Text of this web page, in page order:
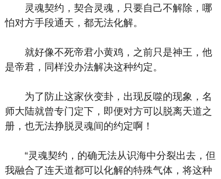
灵魂契约，契合灵魂，只要自己不解除，哪
怕对方手段通天，都无法化解。
就好像不死帝君小黄鸡，之前只是神王，他
是帝君，同样没办法解决这种约定。
为了防止这家伙变卦，出现反噬的现象，名
师大陆就曾专门定下，即便对方可以脱离天道之
册，也无法挣脱灵魂间的约定啊！
“灵魂契约，的确无法从识海中分裂出去，但
我融合了连天道都可以化解的特殊气体，将这种